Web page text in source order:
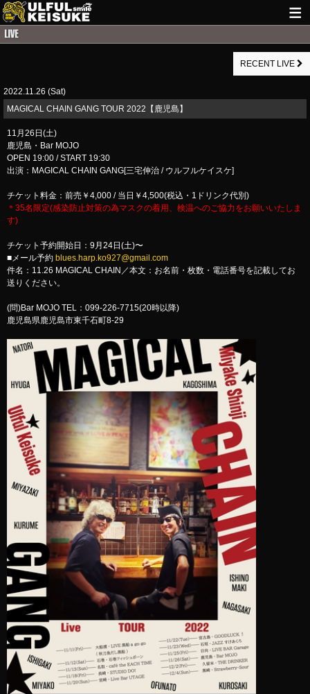
GUITAR WORKS
MAIL
RECENT LIVE
2022.11.26 (Sat)
​MAGICAL CHAIN GANG TOUR 2022【鹿児島】
11月26日(土)
鹿児島・Bar MOJO
⁡OPEN 19:00 / START 19:30
出演：MAGICAL CHAIN GANG[三宅伸治 / ウルフルケイスケ]
チケット料金：前売￥4,000 / 当日￥4,500(税込・1ドリンク代別)
＊35名限定(感染防止対策の為マスクの着用、検温へのご協力をお願いいたしま
す)
チケット予約開始日：9月24日(土)〜
■メール予約 blues.harp.ko927@gmail.com
件名：11.26 MAGICAL CHAIN／本文：お名前・枚数・電話番号を記載してお
送りください。
(問)Bar MOJO TEL：099-226-7715(20時以降)
鹿児島県鹿児島市東千石町8-29